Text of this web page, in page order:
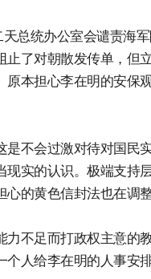
总统办公室会谴责海
了对朝散发传单，但
本担心李在明的安保
不会过激对待对国民
实的认识。极端支持
的黄色信封法也在调整
不足而打政权主意的
人给李在明的人事安排